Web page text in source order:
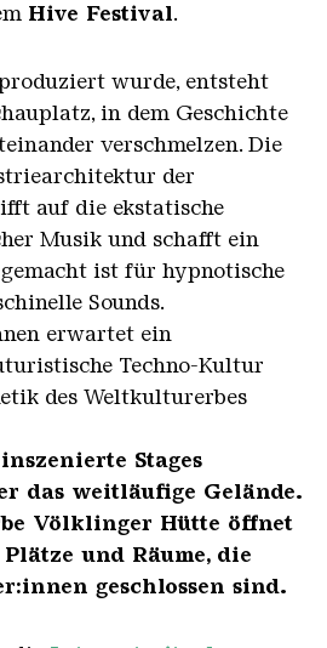
Hive Festival.
wurde, entsteht
in dem Geschichte
verschmelzen. Die
der
auf die ekstatische
Musik und schafft ein
ist für hypnotische
Sounds.
erwartet ein
Techno-Kultur
des Weltkulturerbes
Stages
das weitläufige Gelände.
Völklinger Hütte öffnet
und Räume, die
geschlossen sind.